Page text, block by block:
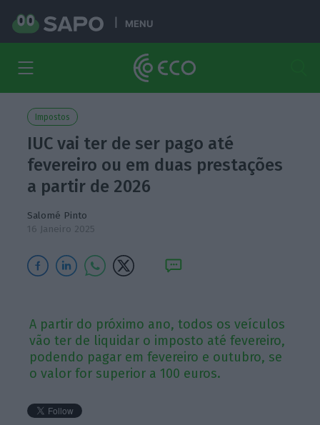
MENU
Impostos
IUC vai ter de ser pago até
fevereiro ou em duas prestações
a partir de 2026
Salomé Pinto
16 Janeiro 2025
A partir do próximo ano, todos os veículos
vão ter de liquidar o imposto até fevereiro,
podendo pagar em fevereiro e outubro, se
o valor for superior a 100 euros.